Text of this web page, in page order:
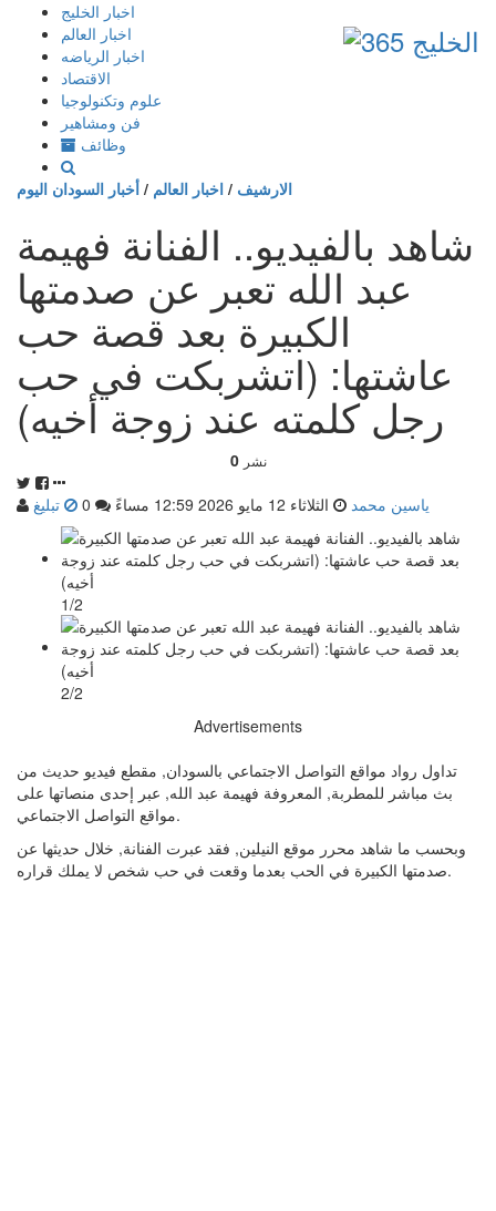
إذهب
المحتوى
اخبار الخليج
اخبار العالم
اخبار الرياضه
الاقتصاد
علوم وتكنولوجيا
فن ومشاهير
وظائف
الارشيف / اخبار العالم / أخبار السودان اليوم
شاهد بالفيديو.. الفنانة فهيمة
عبد الله تعبر عن صدمتها
الكبيرة بعد قصة حب
عاشتها: (اتشربكت في حب
رجل كلمته عند زوجة أخيه)
0 نشر
ياسين محمد الثلاثاء 12 مايو 2026 12:59 مساءً تبليغ
1/2
2/2
Advertisements
تداول رواد مواقع التواصل الاجتماعي بالسودان, مقطع فيديو حديث من
بث مباشر للمطربة, المعروفة فهيمة عبد الله, عبر إحدى منصاتها على
مواقع التواصل الاجتماعي.
وبحسب ما شاهد محرر موقع النيلين, فقد عبرت الفنانة, خلال حديثها عن
صدمتها الكبيرة في الحب بعدما وقعت في حب شخص لا يملك قراره.